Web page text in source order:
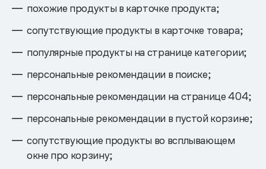
похожие продукты в карточке продукта;
сопутствующие продукты в карточке товара;
популярные продукты на странице категории;
персональные рекомендации в поиске;
персональные рекомендации на странице 404;
персональные рекомендации в пустой корзине;
сопутствующие продукты во всплывающем
окне про корзину;